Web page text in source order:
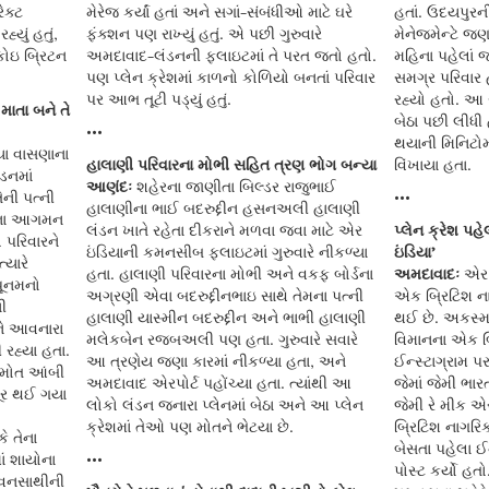
રહ્યું હતું,
બ્રિટન
બને તે
વાસણાના
પત્ની
આગમન
આવનારા
હતા.
આંબી
થઈ ગયા
તેના
શાયોના
મેરેજ કર્યાં હતાં અને સગાં-સંબંધીઓ માટે ઘરે
ફંક્શન પણ રાખ્યું હતું. એ પછી ગુરુવારે
અમદાવાદ-લંડનની ફ્લાઇટમાં તે પરત જતો હતો.
પણ પ્લેન ક્રેશમાં કાળનો કોળિયો બનતાં પરિવાર
પર આભ તૂટી પડ્યું હતું.
•••
હાલાણી પરિવારના મોભી સહિત ત્રણ ભોગ બન્યા
આણંદઃ શહેરના જાણીતા બિલ્ડર રાજુભાઈ
હાલાણીના ભાઈ બદરુદ્દીન હસનઅલી હાલાણી
લંડન ખાતે રહેતા દીકરાને મળવા જવા માટે એર
ઇંડિયાની કમનસીબ ફ્લાઇટમાં ગુરુવારે નીકળ્યા
હતા. હાલાણી પરિવારના મોભી અને વકફ બોર્ડના
અગ્રણી એવા બદરુદ્દીનભાઇ સાથે તેમના પત્ની
હાલાણી યાસ્મીન બદરુદ્દીન અને ભાભી હાલાણી
મલેકબેન રજબઅલી પણ હતા. ગુરુવારે સવારે
આ ત્રણેય જણા કારમાં નીકળ્યા હતા, અને
અમદાવાદ એરપોર્ટ પહોંચ્યા હતા. ત્યાંથી આ
લોકો લંડન જનારા પ્લેનમાં બેઠા અને આ પ્લેન
ક્રેશમાં તેઓ પણ મોતને ભેટયા છે.
•••
હતાં.
મેનેજમેન્ટે
મહિના પહેલાં
સમગ્ર
રહ્યો હતો. આ
બેઠા પછી
થયાની
વિંખાયા હતા.
•••
પ્લેન ક્રેશ
ઇંડિયા’
અમદાવાદઃએર
એક બ્રિટિશ
થઈ છે.
વિમાનના એક
ઈન્સ્ટાગ્રામ
જેમાં જેમી
જેમી રે મીક
બ્રિટિશ
બેસતા પહેલા
પોસ્ટ કર્યો